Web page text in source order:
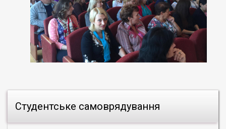
Студентське самоврядування